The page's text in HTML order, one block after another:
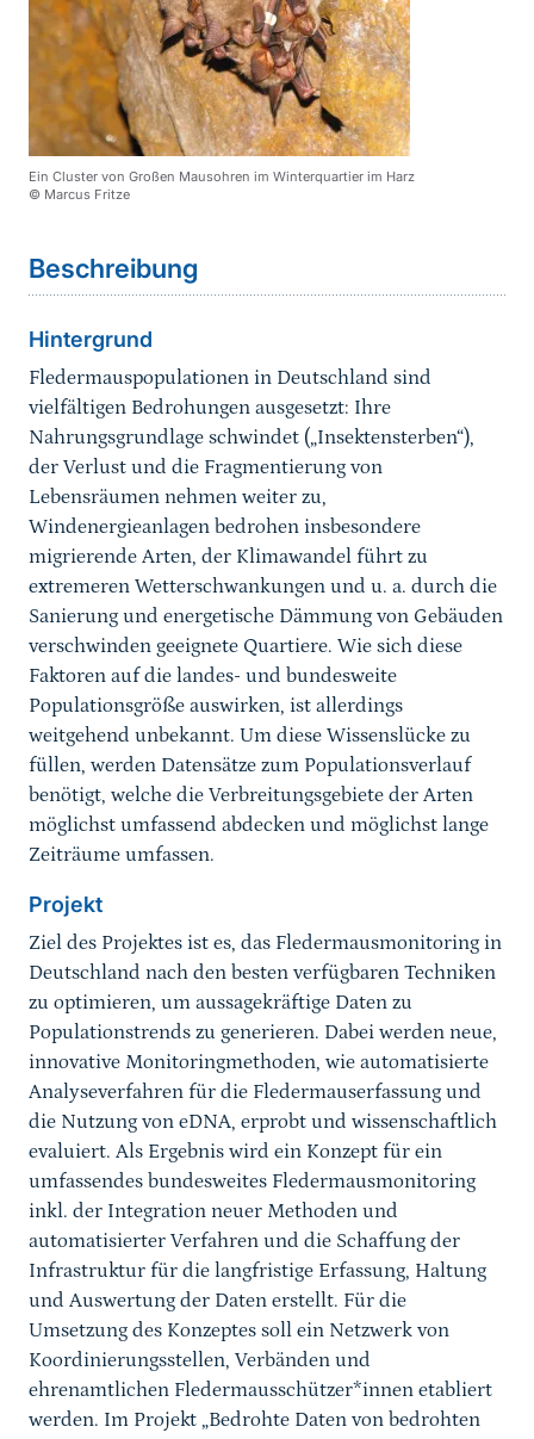
Ein Cluster von Großen Mausohren im Winterquartier im Harz
© Marcus Fritze
Sprungmarke
Beschreibung
Hintergrund
Fledermauspopulationen in Deutschland sind
vielfältigen Bedrohungen ausgesetzt: Ihre
Nahrungsgrundlage schwindet („Insektensterben“),
der Verlust und die Fragmentierung von
Lebensräumen nehmen weiter zu,
Windenergieanlagen bedrohen insbesondere
migrierende Arten, der Klimawandel führt zu
extremeren Wetterschwankungen und u. a. durch die
Sanierung und energetische Dämmung von Gebäuden
verschwinden geeignete Quartiere. Wie sich diese
Faktoren auf die landes- und bundesweite
Populationsgröße auswirken, ist allerdings
weitgehend unbekannt. Um diese Wissenslücke zu
füllen, werden Datensätze zum Populationsverlauf
benötigt, welche die Verbreitungsgebiete der Arten
möglichst umfassend abdecken und möglichst lange
Zeiträume umfassen.
Projekt
Ziel des Projektes ist es, das Fledermausmonitoring in
Deutschland nach den besten verfügbaren Techniken
zu optimieren, um aussagekräftige Daten zu
Populationstrends zu generieren. Dabei werden neue,
innovative Monitoringmethoden, wie automatisierte
Analyseverfahren für die Fledermauserfassung und
die Nutzung von eDNA, erprobt und wissenschaftlich
evaluiert. Als Ergebnis wird ein Konzept für ein
umfassendes bundesweites Fledermausmonitoring
inkl. der Integration neuer Methoden und
automatisierter Verfahren und die Schaffung der
Infrastruktur für die langfristige Erfassung, Haltung
und Auswertung der Daten erstellt. Für die
Umsetzung des Konzeptes soll ein Netzwerk von
Koordinierungsstellen, Verbänden und
ehrenamtlichen Fledermausschützer*innen etabliert
werden. Im Projekt „Bedrohte Daten von bedrohten